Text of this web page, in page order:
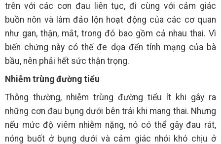
trên với các cơn đau liên tục, đi cùng với cảm giác
buồn nôn và làm đảo lộn hoạt động của các cơ quan
như gan, thận, mắt, trong đó bao gồm cả nhau thai. Vì
biến chứng này có thể đe dọa đến tính mạng của bà
bầu, nên phải hết sức thận trọng.
Nhiễm trùng đường tiểu
Thông thường, nhiễm trùng đường tiểu ít khi gây ra
những cơn đau bụng dưới bên trái khi mang thai. Nhưng
nếu mức độ viêm nhiễm nặng, nó có thể gây đau rát,
nóng buốt ở bụng dưới và cảm giác nhói khó chịu ở